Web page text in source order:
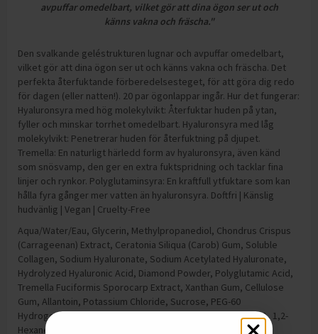
avpuffar omedelbart, vilket gör att dina ögon ser ut och
känns vakna och fräscha."
Den svalkande geléstrukturen lugnar och avpuffar omedelbart,
vilket gör att dina ögon ser ut och känns vakna och fräscha. Det
perfekta återfuktande förberedelsesteget, för att göra dig redo
för dagen (eller natten!). 20 par ögonlappar ingår. Hur det fungerar:
Hyaluronsyra med hög molekylvikt: Återfuktar huden på ytan,
fyller och minskar torrhet omedelbart. Hyaluronsyra med låg
molekylvikt: Penetrerar huden för återfuktning på djupet.
Tremella: En naturligt härledd form av hyaluronsyra, även känd
som snösvamp, den ger en extra fuktspridning och tacklar fina
linjer och rynkor. Polyglutaminsyra: En kraftfull ytfuktare som kan
hålla fyra gånger mer vatten än hyaluronsyra. Doftfri | Känslig
hudvänlig | Vegan | Cruelty-Free
Aqua/Water/Eau, Glycerin, Methylpropanediol, Chondrus Crispus
(Carrageenan) Extract, Ceratonia Siliqua (Carob) Gum, Soluble
Collagen, Sodium Hyaluronate, Sodium Acetylated Hyaluronate,
Hydrolyzed Hyaluronic Acid, Diamond Powder, Polyglutamic Acid,
Tremella Fuciformis Sporocarp Extract, Xanthan Gum, Cellulose
Gum, Allantoin, Potassium Chloride, Sucrose, PEG-60
Hydrogenated Castor Oil, Benzophenone-5, Disodium EDTA, 1,2-
Hexanediol, Hydroxyacetophenone, Glyceryl Caprylate, [+/-]